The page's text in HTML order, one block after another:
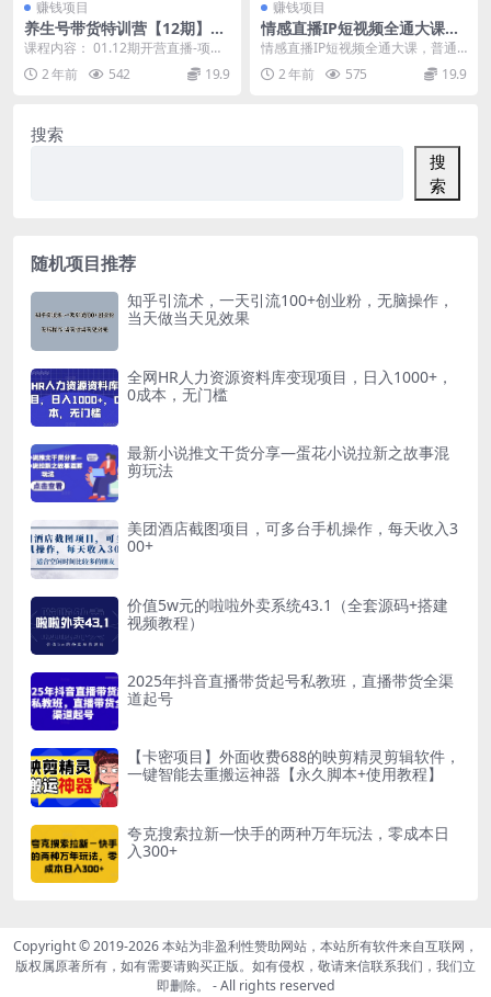
赚钱项目
养生号带货特训营【12期】收
益更稳定的玩法，让你带货收
益爆炸-9节直播课
课程内容： 01.12期开营直播-项目
操作手册.mp4 02.2024视频号方
向...2 年前 542 19.9
赚钱项目
情感直播IP短视频全通大课，
普通人的IP之路从情感赛道开
始（18节）
情感直播IP短视频全通大课，普通
人的IP之路从情感赛道开始（18
节） 资源下载地...
2 年前 575 19.9
搜索
搜
索
随机项目推荐
知乎引流术，一天引流100+创业粉，无脑操作，
当天做当天见效果
全网HR人力资源资料库变现项目，日入1000+，
0成本，无门槛
最新小说推文干货分享—蛋花小说拉新之故事混
剪玩法
美团酒店截图项目，可多台手机操作，每天收入3
00+
价值5w元的啦啦外卖系统43.1（全套源码+搭建
视频教程）
2025年抖音直播带货起号私教班，直播带货全渠
道起号
【卡密项目】外面收费688的映剪精灵剪辑软件，
一键智能去重搬运神器【永久脚本+使用教程】
夸克搜索拉新—快手的两种万年玩法，零成本日
入300+
Copyright © 2019-2026本站为非盈利性赞助网站，本站所有软件来自互联网，
版权属原著所有，如有需要请购买正版。如有侵权，敬请来信联系我们，我们立
即删除。
- All rights reserved